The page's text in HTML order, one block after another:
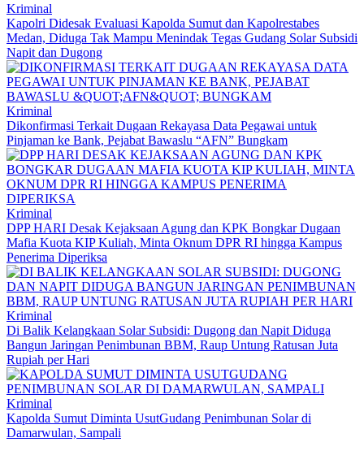
Kriminal
Kapolri Didesak Evaluasi Kapolda Sumut dan Kapolrestabes
Medan, Diduga Tak Mampu Menindak Tegas Gudang Solar Subsidi
Napit dan Dugong
Kriminal
Dikonfirmasi Terkait Dugaan Rekayasa Data Pegawai untuk
Pinjaman ke Bank, Pejabat Bawaslu “AFN” Bungkam
Kriminal
DPP HARI Desak Kejaksaan Agung dan KPK Bongkar Dugaan
Mafia Kuota KIP Kuliah, Minta Oknum DPR RI hingga Kampus
Penerima Diperiksa
Kriminal
Di Balik Kelangkaan Solar Subsidi: Dugong dan Napit Diduga
Bangun Jaringan Penimbunan BBM, Raup Untung Ratusan Juta
Rupiah per Hari
Kriminal
Kapolda Sumut Diminta UsutGudang Penimbunan Solar di
Damarwulan, Sampali